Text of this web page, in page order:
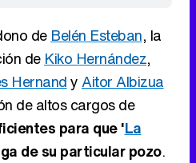
de Belén Esteban, la
de Kiko Hernández,
HernandyAitor Albizua
de altos cargos de
para que 'La
de su particular pozo.